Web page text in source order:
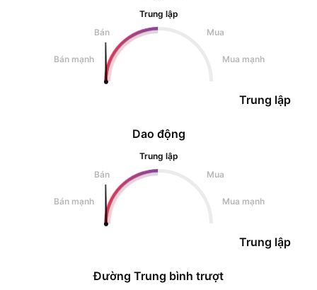
Dao động
Trung lập
Bán
Mua
Bán mạnh Mua mạnh
Trung lập
Trung lập
Bán
Mua
Bán mạnh Mua mạnh
Trung lập
Đường Trung bình trượt